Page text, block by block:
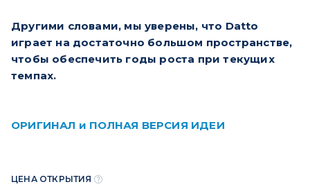
Другими словами, мы уверены, что Datto
играет на достаточно большом пространстве,
чтобы обеспечить годы роста при текущих
темпах.
ОРИГИНАЛ и ПОЛНАЯ ВЕРСИЯ ИДЕИ
ЦЕНА ОТКРЫТИЯ